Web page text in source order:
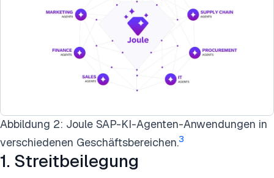
Abbildung 2: Joule SAP-KI-Agenten-Anwendungen in
verschiedenen Geschäftsbereichen.3
1. Streitbeilegung